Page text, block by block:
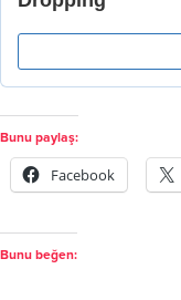
Bunu paylaş:
Facebook
Bunu beğen: